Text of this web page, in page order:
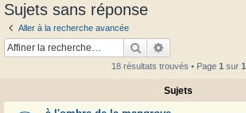
Sujets sans réponse
Aller à la recherche avancée
Rechercher
18 résultats trouvés • Page 1 sur 1
Sujets